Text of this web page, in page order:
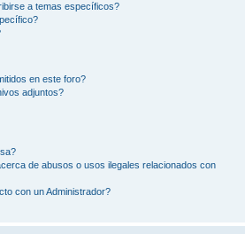
a temas específicos?
en este foro?
adjuntos?
de abusos o usos ilegales relacionados con
con un Administrador?